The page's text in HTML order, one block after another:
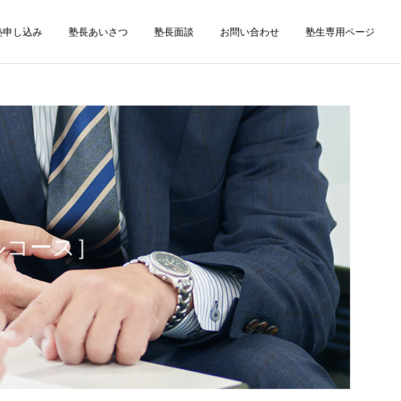
申し込み 塾長あいさつ 塾長面談 お問い合わせ 塾生専用ページ
ース］